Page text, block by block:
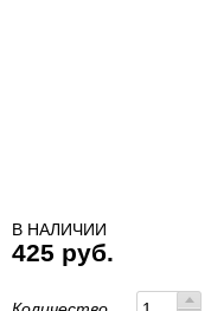
В НАЛИЧИИ
425 руб.